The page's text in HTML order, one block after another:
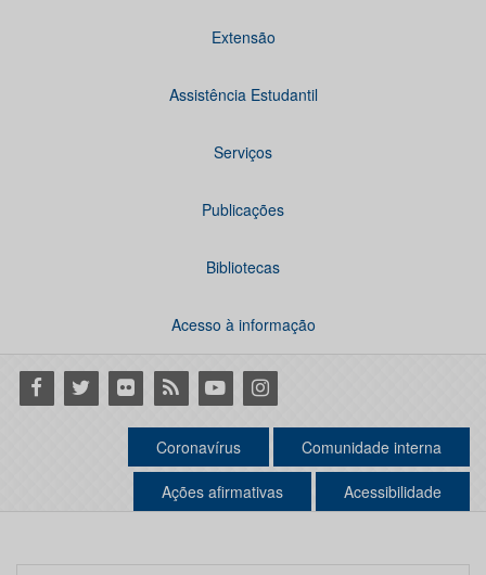
Extensão
Assistência Estudantil
Serviços
Publicações
Bibliotecas
Acesso à informação
Facebook
Twitter Flickr RSS YoutubeInstagram
Coronavírus Comunidade interna
Ações afirmativas Acessibilidade